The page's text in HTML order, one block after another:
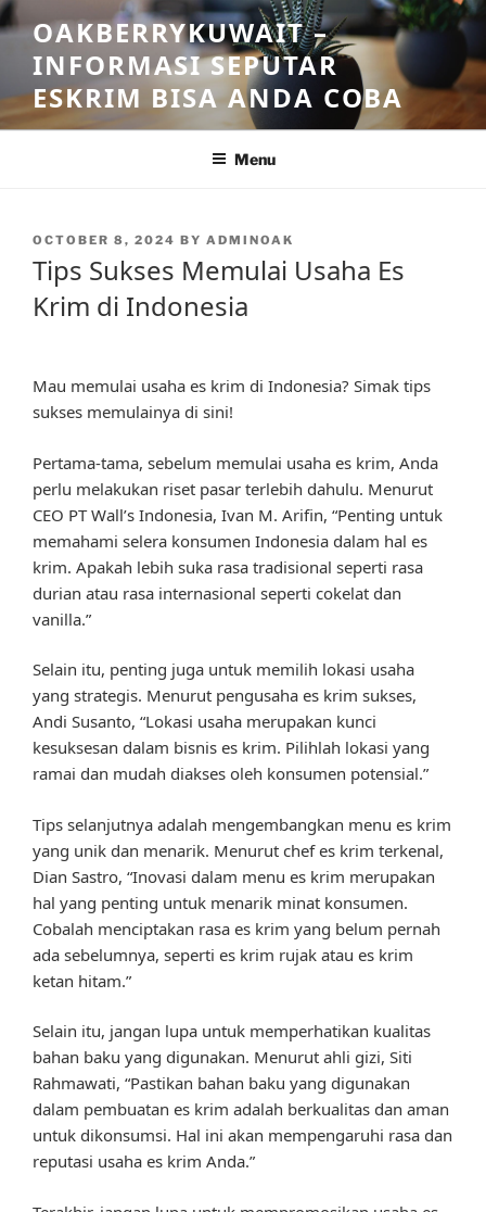
Skip
to
content
OAKBERRYKUWAIT –
INFORMASI SEPUTAR
ESKRIM BISA ANDA COBA
Menu
POSTED
ON
OCTOBER 8, 2024 BY ADMINOAK
Tips Sukses Memulai Usaha Es
Krim di Indonesia
Mau memulai usaha es krim di Indonesia? Simak tips
sukses memulainya di sini!
Pertama-tama, sebelum memulai usaha es krim, Anda
perlu melakukan riset pasar terlebih dahulu. Menurut
CEO PT Wall’s Indonesia, Ivan M. Arifin, “Penting untuk
memahami selera konsumen Indonesia dalam hal es
krim. Apakah lebih suka rasa tradisional seperti rasa
durian atau rasa internasional seperti cokelat dan
vanilla.”
Selain itu, penting juga untuk memilih lokasi usaha
yang strategis. Menurut pengusaha es krim sukses,
Andi Susanto, “Lokasi usaha merupakan kunci
kesuksesan dalam bisnis es krim. Pilihlah lokasi yang
ramai dan mudah diakses oleh konsumen potensial.”
Tips selanjutnya adalah mengembangkan menu es krim
yang unik dan menarik. Menurut chef es krim terkenal,
Dian Sastro, “Inovasi dalam menu es krim merupakan
hal yang penting untuk menarik minat konsumen.
Cobalah menciptakan rasa es krim yang belum pernah
ada sebelumnya, seperti es krim rujak atau es krim
ketan hitam.”
Selain itu, jangan lupa untuk memperhatikan kualitas
bahan baku yang digunakan. Menurut ahli gizi, Siti
Rahmawati, “Pastikan bahan baku yang digunakan
dalam pembuatan es krim adalah berkualitas dan aman
untuk dikonsumsi. Hal ini akan mempengaruhi rasa dan
reputasi usaha es krim Anda.”